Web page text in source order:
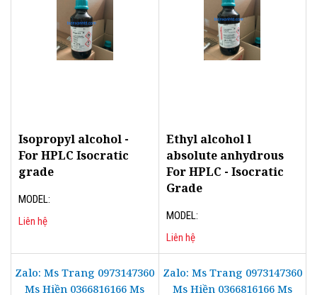
Isopropyl alcohol -
For HPLC Isocratic
grade
MODEL:
Liên hệ
Ethyl alcohol l
absolute anhydrous
For HPLC - Isocratic
Grade
MODEL:
Liên hệ
Zalo: Ms Trang 0973147360
Ms Hiền 0366816166 Ms
Zalo: Ms Trang 0973147360
Ms Hiền 0366816166 Ms